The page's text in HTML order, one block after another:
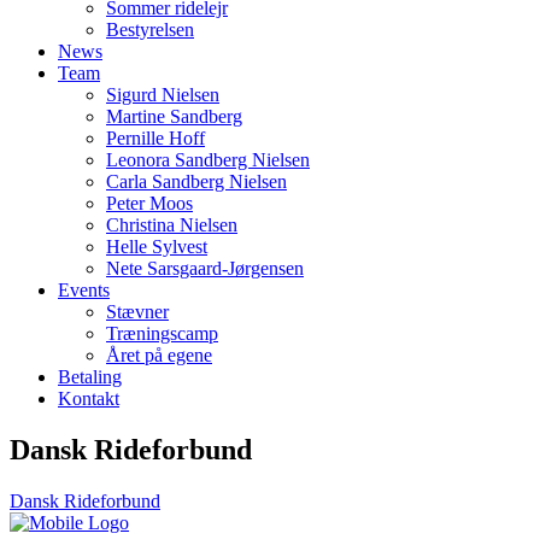
Sommer ridelejr
Bestyrelsen
News
Team
Sigurd Nielsen
Martine Sandberg
Pernille Hoff
Leonora Sandberg Nielsen
Carla Sandberg Nielsen
Peter Moos
Christina Nielsen
Helle Sylvest
Nete Sarsgaard-Jørgensen
Events
Stævner
Træningscamp
Året på egene
Betaling
Kontakt
Dansk Rideforbund
Dansk Rideforbund